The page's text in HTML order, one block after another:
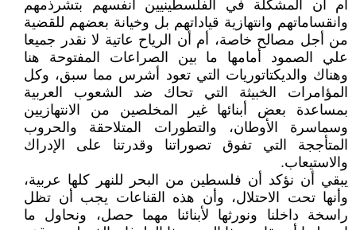
أم أن المشكلة في الفلسطينيين أنفسهم بتشرذمهم
وانقساماتهم وانتهازية قياداتهم بل وخيانة بعضهم للقضية
من أجل مصالح خاصة، أم أن الرياح عاتية لا نقدر جميعا
علي الصمود أمامها ما بين الصراعات المفتوحة هنا
وهناك والديكتاتوريات التي تعود أشرس مما سبق، وكل
المؤامرات الخبيثة التي تحاك ضد الشعوب العربية
بمساعدة بعض أبنائها غير المخلصين من الانتهازيين
وسماسرة الأوطان، والتطورات المتلاحقة والحروب
المتأججة التي تفوق تصوراتنا وقدرتنا على الإدراك
والاستيعاب.
يبقي أن نؤكد أن فلسطين من البحر للنهر كلها عربية،
وأنها تحت الاحتلال، وأن هذه القناعات يجب أن تظل
راسخة داخلنا ونورثها لأبنائنا مهما حصل، ونحاول ما